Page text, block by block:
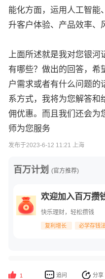
能化方面，运用人工智能
升客户体验、产品效率、
上面所述就是我对您银河
有哪些？做出的回答，希
户需求或者有什么问题的
系方式，我将为您解答和
佣优惠。而且我们还会为
师为您服务
发布于2023-6-12 11:21 上海
百万计划 (官方推荐)
欢迎加入百万攒
快乐理财，轻松攒钱
复利增长 必学存钱
1 追问 分享